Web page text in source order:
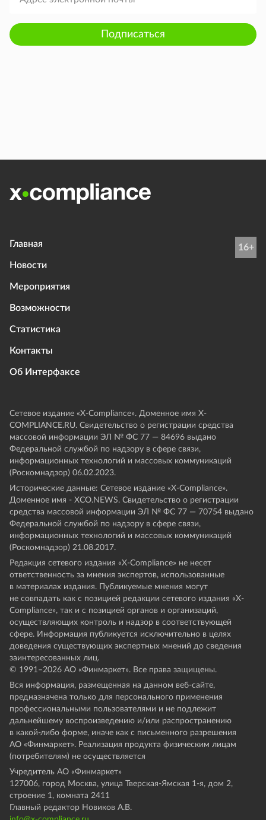
Подписаться
Главная
Новости
Мероприятия
Возможности
Статистика
Контакты
Об Интерфаксе
16+
Сетевое издание «Х-Compliance». Доменное имя X-
COMPLIANCE.RU. Свидетельство о регистрации средства
массовой информации ЭЛ № ФС 77 — 84696 выдано
Федеральной службой по надзору в сфере связи,
информационных технологий и массовых коммуникаций
(Роскомнадзор) 06.02.2023.
Исторические данные: Сетевое издание «Х-Compliance».
Доменное имя - XCO.NEWS. Свидетельство о регистрации
средства массовой информации ЭЛ № ФС 77 — 70754 выдано
Федеральной службой по надзору в сфере связи,
информационных технологий и массовых коммуникаций
(Роскомнадзор) 21.08.2017.
Редакция сетевого издания «X-Compliance» не несет
ответственность за мнения экспертов, использованные
в материалах издания. Публикуемые мнения могут
не совпадать как с позицией редакции сетевого издания «X-
Compliance», так и с позицией органов и организаций,
осуществляющих контроль и надзор в соответствующей
сфере. Информация публикуется исключительно в целях
доведения существующих экспертных мнений до сведения
заинтересованных лиц.
© 1991–2026 АО «Финмаркет». Все права защищены.
Вся информация, размещенная на данном веб-сайте,
предназначена только для персонального применения
профессиональными пользователями и не подлежит
дальнейшему воспроизведению и/или распространению
в какой-либо форме, иначе как с письменного разрешения
АО «Финмаркет». Реализация продукта физическим лицам
(потребителям) не осуществляется
Учредитель АО «Финмаркет»
127006, город Москва, улица Тверская-Ямская 1-я, дом 2,
строение 1, комната 2411
Главный редактор Новиков А.В.